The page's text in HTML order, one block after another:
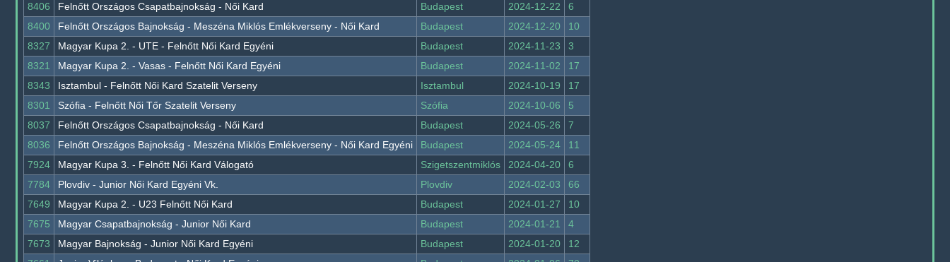
8406
Felnőtt Országos Csapatbajnokság - Női Kard Budapest 2024-12-22
6
8400
Felnőtt Országos Bajnokság - Meszéna Miklós Emlékverseny - Női Kard Budapest 2024-12-20
10
8327
Magyar Kupa 2. - UTE - Felnőtt Női Kard Egyéni Budapest 2024-11-23
3
8321
Magyar Kupa 2. - Vasas - Felnőtt Női Kard Egyéni Budapest 2024-11-02
17
8343
Isztambul - Felnőtt Női Kard Szatelit Verseny Isztambul 2024-10-19
17
8301
Szófia - Felnőtt Női Tőr Szatelit Verseny Szófia 2024-10-06
5
8037
Felnőtt Országos Csapatbajnokság - Női Kard Budapest 2024-05-26
7
8036
Felnőtt Országos Bajnokság - Meszéna Miklós Emlékverseny - Női Kard Egyéni Budapest 2024-05-24
11
7924
Magyar Kupa 3. - Felnőtt Női Kard Válogató Szigetszentmiklós 2024-04-20
6
7784
Plovdiv - Junior Női Kard Egyéni Vk. Plovdiv 2024-02-03
66
7649
Magyar Kupa 2. - U23 Felnőtt Női Kard Budapest 2024-01-27
10
7675
Magyar Csapatbajnokság - Junior Női Kard Budapest 2024-01-21
4
7673
Magyar Bajnokság - Junior Női Kard Egyéni Budapest 2024-01-20
12